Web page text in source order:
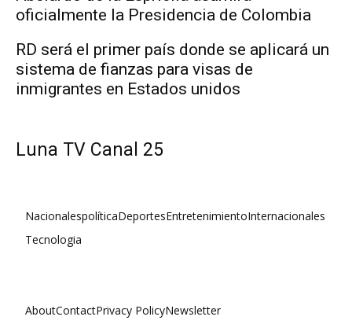
oficialmente la Presidencia de Colombia
RD será el primer país donde se aplicará un
sistema de fianzas para visas de
inmigrantes en Estados unidos
Luna TV Canal 25
NacionalespolíticaDeportesEntretenimientoInternacionales
Tecnologia
AboutContactPrivacy PolicyNewsletter